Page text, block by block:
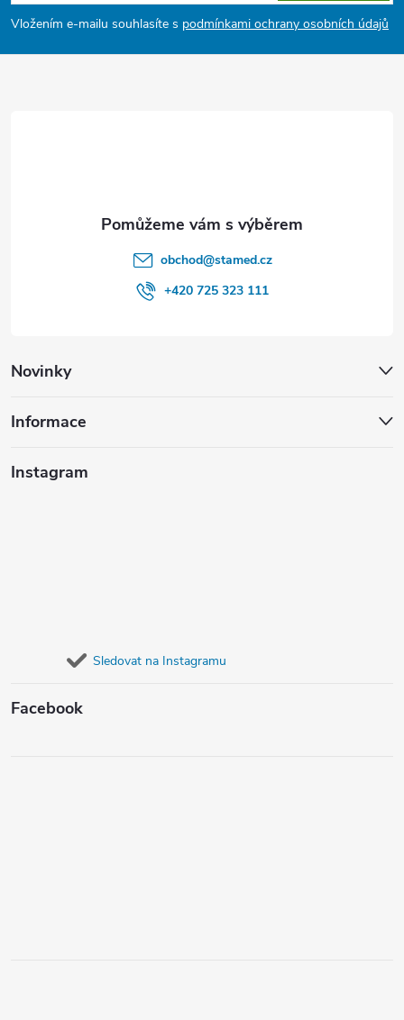
p
a
Vložením e-mailu souhlasíte s podmínkami ochrany osobních údajů
Novinky
Informace
Instagram
Sledovat na Instagramu
Facebook
obchod@stamed.cz
+420 725 323 111